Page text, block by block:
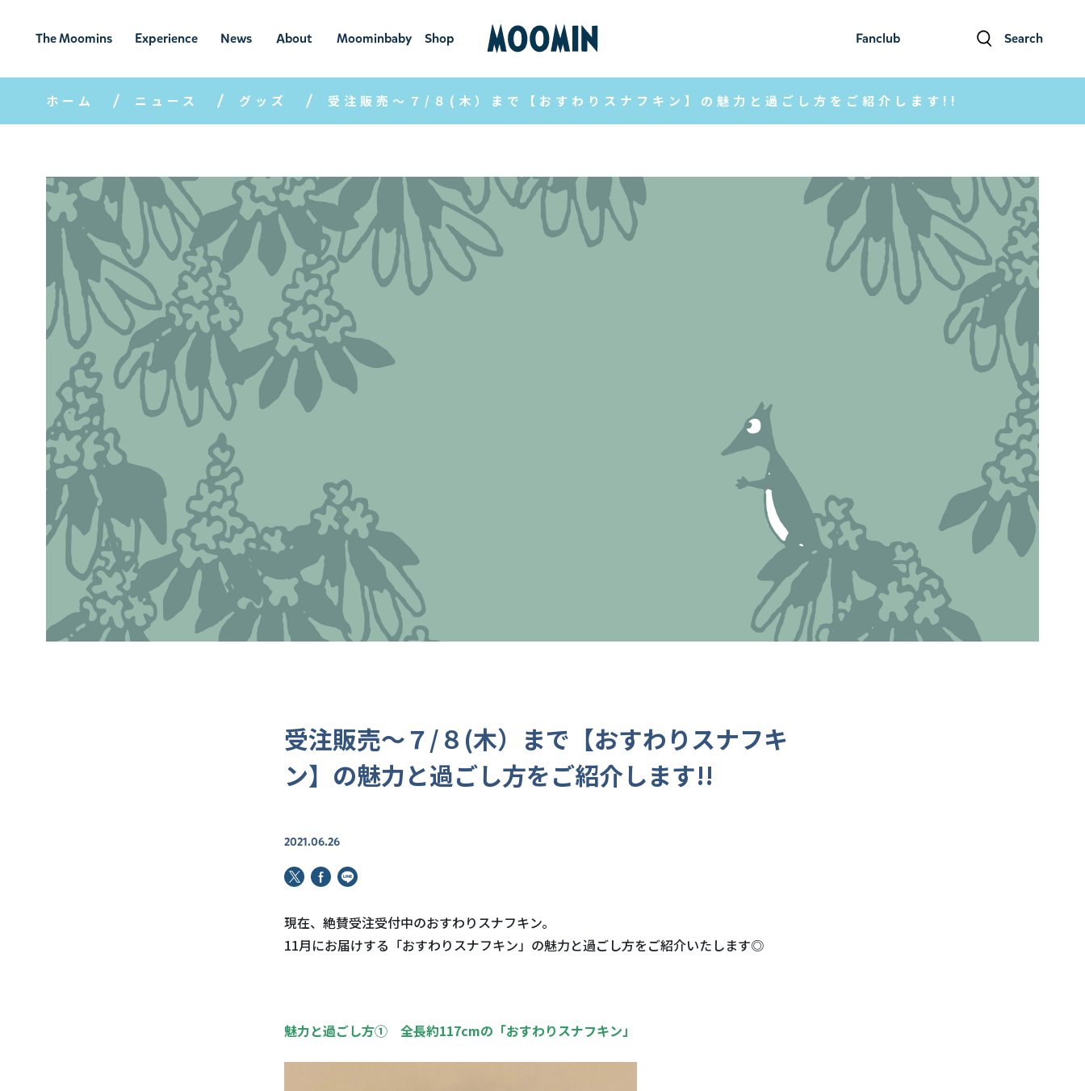
Fanclub Search
The Moomins
ムーミンの
世界
Experience
ムーミンの世
界を楽しむ
News
ニュ
ース
About
ムーミン
について
Moominbaby
ムーミンベ
ビー
Shop
ショ
ップ
ホーム ニュース グッズ 受注販売～７/８(木）まで【おすわりスナフキン】の魅力と過ごし方をご紹介します!!
受注販売～７/８(木）まで【おすわりスナフキ
ン】の魅力と過ごし方をご紹介します!!
2021.06.26
現在、絶賛受注受付中のおすわりスナフキン。
11月にお届けする「おすわりスナフキン」の魅力と過ごし方をご紹介いたします◎
魅力と過ごし方① 全長約117cmの「おすわりスナフキン」